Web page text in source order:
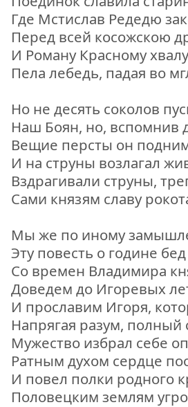
Где Мстислав Редедю
Перед всей косожскою
И Роману Красному хвалу
Пела лебедь, падая во
Но не десять соколов
Наш Боян, но, вспомнив
Вещие персты он
И на струны возлагал
Вздрагивали струны,
Сами князям славу
Мы же по иному
Эту повесть о године бед
Со времен Владимира
Доведем до Игоревых
И прославим Игоря,
Напрягая разум, полный
Мужество избрал себе
Ратным духом сердце
И повел полки родного
Половецким землям